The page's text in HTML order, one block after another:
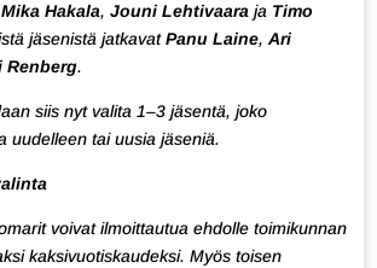
Mika Hakala, Jouni Lehtivaara ja Timo
jäsenistä jatkavatPanu Laine, Ari
Renberg.
siis nyt valita 1–3 jäsentä, joko
uudelleen tai uusia jäseniä.
voivat ilmoittautua ehdolle toimikunnan
kaksivuotiskaudeksi. Myös toisen